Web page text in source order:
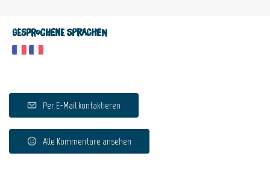
Gesprochene Sprachen
Per E-Mail kontaktieren
Alle Kommentare ansehen